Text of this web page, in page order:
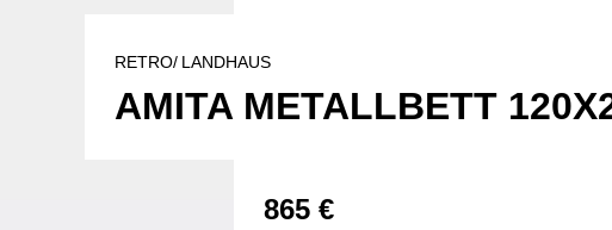
RETRO/ LANDHAUS
AMITA METALLBETT
865 €